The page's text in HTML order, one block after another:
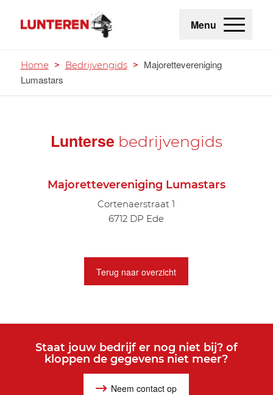
Menu
Home > Bedrijvengids > Majorettevereniging
Lumastars
Lunterse bedrijvengids
Majorettevereniging Lumastars
Cortenaerstraat 1
6712 DP Ede
Terug naar overzicht
Staat jouw bedrijf er nog niet bij? of
kloppen de gegevens niet meer?
Neem contact op